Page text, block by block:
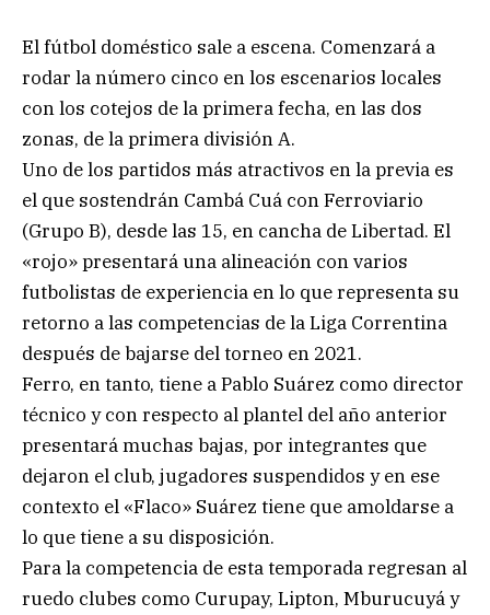
El fútbol doméstico sale a escena. Comenzará a
rodar la número cinco en los escenarios locales
con los cotejos de la primera fecha, en las dos
zonas, de la primera división A.
Uno de los partidos más atractivos en la previa es
el que sostendrán Cambá Cuá con Ferroviario
(Grupo B), desde las 15, en cancha de Libertad. El
«rojo» presentará una alineación con varios
futbolistas de experiencia en lo que representa su
retorno a las competencias de la Liga Correntina
después de bajarse del torneo en 2021.
Ferro, en tanto, tiene a Pablo Suárez como director
técnico y con respecto al plantel del año anterior
presentará muchas bajas, por integrantes que
dejaron el club, jugadores suspendidos y en ese
contexto el «Flaco» Suárez tiene que amoldarse a
lo que tiene a su disposición.
Para la competencia de esta temporada regresan al
ruedo clubes como Curupay, Lipton, Mburucuyá y